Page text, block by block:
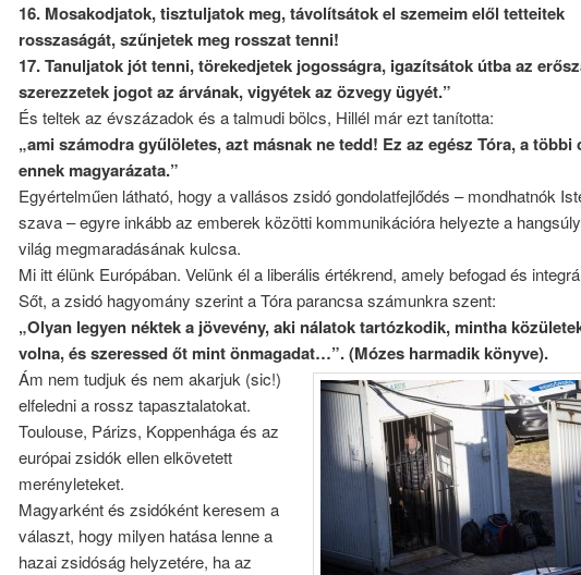
16. Mosakodjatok, tisztuljatok meg, távolítsátok el szemeim elől tetteitek
rosszaságát, szűnjetek meg rosszat tenni!
17. Tanuljatok jót tenni, törekedjetek jogosságra, igazítsátok útba az
szerezzetek jogot az árvának, vigyétek az özvegy ügyét.”
És teltek az évszázadok és a talmudi bölcs, Hillél már ezt tanította:
„ami számodra gyűlöletes, azt másnak ne tedd! Ez az egész Tóra, a többi
ennek magyarázata.”
Egyértelműen látható, hogy a vallásos zsidó gondolatfejlődés – mondhatnók
szava – egyre inkább az emberek közötti kommunikációra helyezte a
világ megmaradásának kulcsa.
Mi itt élünk Európában. Velünk él a liberális értékrend, amely befogad és
Sőt, a zsidó hagyomány szerint a Tóra parancsa számunkra szent:
„Olyan legyen néktek a jövevény, aki nálatok tartózkodik, mintha
volna, és szeressed őt mint önmagadat…”. (Mózes harmadik könyve).
Ám nem tudjuk és nem akarjuk (sic!)
elfeledni a rossz tapasztalatokat.
Toulouse, Párizs, Koppenhága és az
európai zsidók ellen elkövetett
merényleteket.
Magyarként és zsidóként keresem a
választ, hogy milyen hatása lenne a
hazai zsidóság helyzetére, ha az